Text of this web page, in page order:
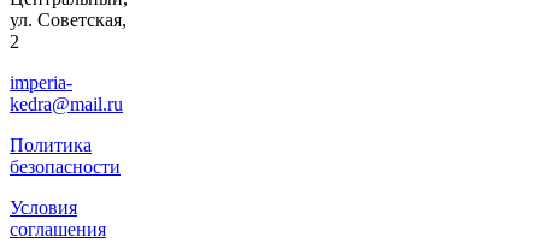
ул. Советская,
2
imperia-
kedra@mail.ru
Политика
безопасности
Условия
соглашения